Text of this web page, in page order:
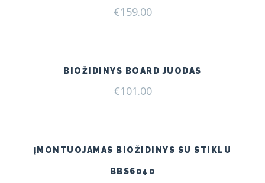
€159.00
BIOŽIDINYS BOARD JUODAS
€101.00
ĮMONTUOJAMAS BIOŽIDINYS SU STIKLU
BBS6040